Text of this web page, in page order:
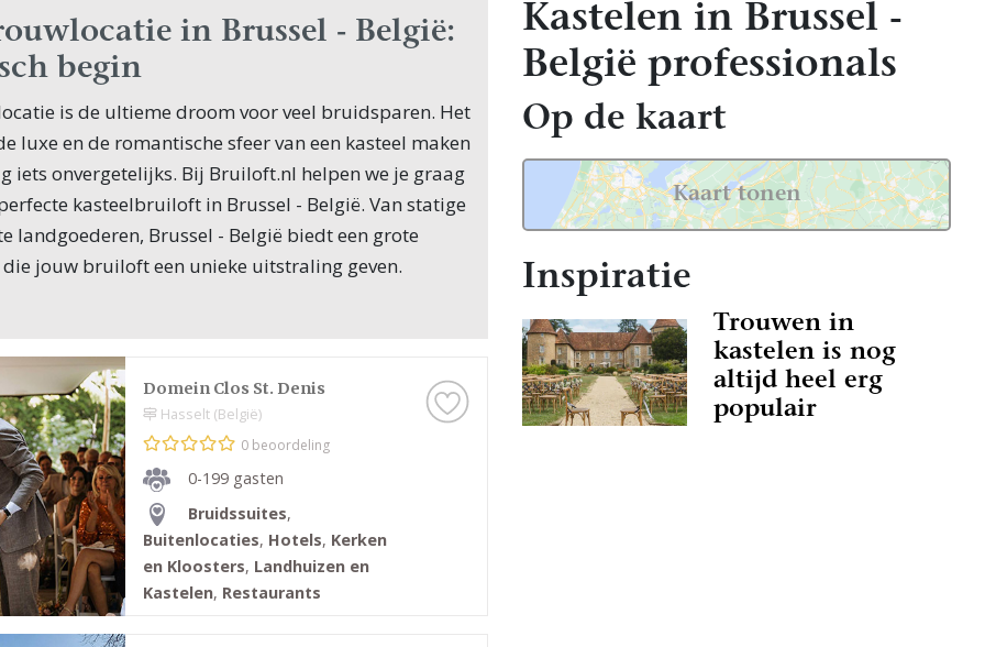
in Brussel - België:
begin
is de ultieme droom voor veel bruidsparen. Het
luxe en de romantische sfeer van een kasteel maken
iets onvergetelijks. Bij Bruiloft.nl helpen we je graag
kasteelbruiloft in Brussel - België. Van statige
landgoederen, Brussel - België biedt een grote
jouw bruiloft een unieke uitstraling geven.
in Brussel - België voor jouw
om zijn prachtige kastelen en landgoederen,
bieden voor jouw huwelijksdag. Of je nu droomt
een modern landhuis met historische
kasteel in de natuur, Brussel - België heeft
locatie. Kastelen in Brussel - België zijn vaak
tuinen, die een prachtige achtergrond vormen
en de ceremonie.
met alles wat je nodig hebt voor een luxe
tot prachtige trouwzalen. Veel
Domein Clos St. Denis
Hasselt (België)
0 beoordeling
0-199 gasten
Bruidssuites,
Buitenlocaties, Hotels, Kerken
en Kloosters, Landhuizen en
Kastelen, Restaurants
Kastelen in Brussel -
België professionals
Op de kaart
Kaart tonen
Inspiratie
Trouwen in
kastelen is nog
altijd heel erg
populair